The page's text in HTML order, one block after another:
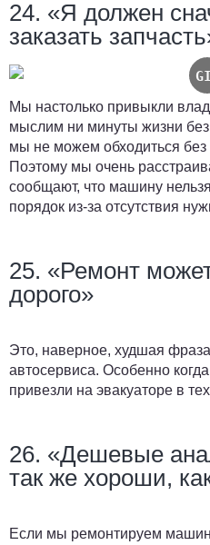
24. «Я должен
заказать
Мы настолько привыкли
мыслим ни минуты жизни без
мы не можем обходиться
Поэтому мы очень
сообщают, что машину
порядок из-за отсутствия
25. «Ремонт
дорого»
Это, наверное, худшая
автосервиса. Особенно
привезли на эвакуаторе в
26. «Дешевые
так же хороши,
Если мы ремонтируем